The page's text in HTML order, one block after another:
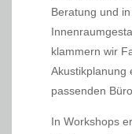
Beratung und
klammern wir
Akustikplanung
passenden
In Workshops